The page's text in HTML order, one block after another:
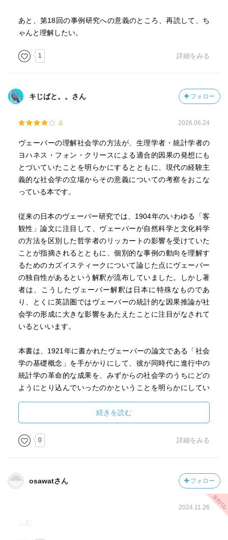
あと、第18回の事例研究への意義のところ、再読して、ち
ゃんと理解したい。
1 詳細をみる
キじばと。。さん フォロー
4 2026.06.24
ヴェーバーの理解社会学の方法が、生理学者・統計学者の
ヨハネス・フォン・クリースによる適合的因果の発想にも
とづいていたことを明らかにするとともに、現代の経験主
義的な社会学の立場からその意義についての考察をおこな
っている本です。
従来の日本のヴェーバー研究では、1904年のいわゆる「客
観性」論文に注目して、ヴェーバーが自然科学と文化科学
の方法を区別した哲学者のリッカートの影響を受けていた
ことが指摘されるとともに、個別的な事例の動向を理解す
るためのカズイスティークについて論じた点にヴェーバー
の独自性があるという解釈が流布していました。しかし著
者は、こうしたヴェーバー解釈は日本に特殊なものであ
り、とくに英語圏ではヴェーバーの統計的な因果推論が社
会学の形成に大きな影響をあたえたことに注目がなされて
いるといいます。
本書は、1921年に書かれたヴェーバーの論文である「社会
学の基礎概念」を手がかりにして、彼が同時代に進行中の
統計学の革命的な成果を、みずからの社会学のうちにどの
ようにとり込んでいったのかということを明らかにしてい
なぜ生じたのかという問題にかんしても、学説史的な観点
から考察をおこなっています。
さらに著者は、ヴェーバーから現代へつらなる経験主義的
独自の解釈を展開しています。自己産出的な社会システム
についてのルーマンの議論は、因果関係を越えたより包括
的な機能にもとづく社会の理解を可能にする考えかただと
みなされていますが、著者はむしろ因果を推定するための
理論モデルとみなすことで、経験主義的な立場にとっての
続きを読む
0 詳細をみる
osawatさん フォロー
2024.11.26